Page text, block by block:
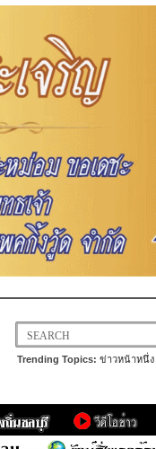
Trending Topics: ข่าวหน้าหนึ่ง